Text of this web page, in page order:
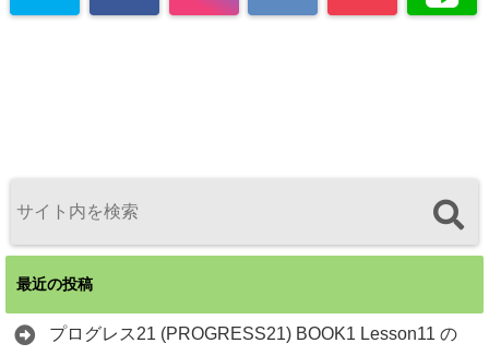
最近の投稿
プログレス21 (PROGRESS21) BOOK1 Lesson11 の